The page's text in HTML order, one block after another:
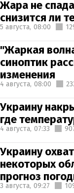
Жара не
снизится ли
5 августа, 08:00
"Жаркая
синоптик
изменения
4 августа, 08:00
Украину
где
4 августа, 07:33
Украину
некоторых
прогноз
3 августа, 09:27